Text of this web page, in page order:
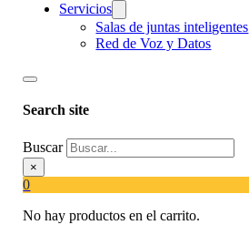
Servicios
Salas de juntas inteligentes
Red de Voz y Datos
Search site
Buscar
×
0
No hay productos en el carrito.